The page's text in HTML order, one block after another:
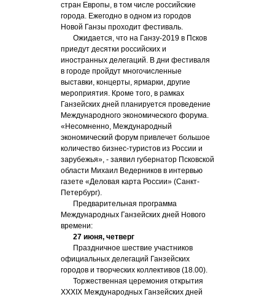
стран Европы, в том числе российские
города. Ежегодно в одном из городов
Новой Ганзы проходит фестиваль.
Ожидается, что на Ганзу-2019 в Псков
приедут десятки российских и
иностранных делегаций. В дни фестиваля
в городе пройдут многочисленные
выставки, концерты, ярмарки, другие
мероприятия. Кроме того, в рамках
Ганзейских дней планируется проведение
Международного экономического форума.
«Несомненно, Международный
экономический форум привлечет большое
количество бизнес-туристов из России и
зарубежья», - заявил губернатор Псковской
области Михаил Ведерников в интервью
газете «Деловая карта России» (Санкт-
Петербург).
Предварительная программа
Международных Ганзейских дней Нового
времени:
27 июня, четверг
Праздничное шествие участников
официальных делегаций Ганзейских
городов и творческих коллективов (18.00).
Торжественная церемония открытия
XXXIX Международных Ганзейских дней